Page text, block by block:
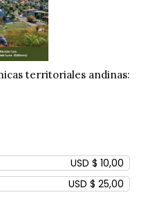
territoriales andinas:
USD $ 10,00
USD $ 25,00